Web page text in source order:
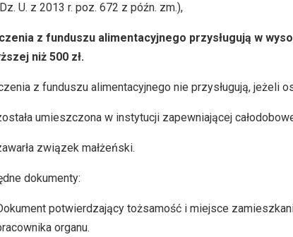
U. z 2013 r. poz. 672 z późn. zm.),
z funduszu alimentacyjnego przysługują w
niż 500 zł.
z funduszu alimentacyjnego nie przysługują, jeżeli
umieszczona w instytucji zapewniającej
związek małżeński.
dokumenty:
potwierdzający tożsamość i miejsce
organu.